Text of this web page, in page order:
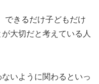
できるだけ子どもだけ
大切だと考えている人
いように関わるといっ